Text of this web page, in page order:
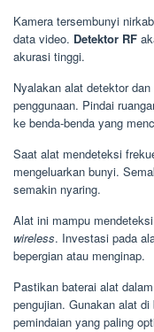
Kamera tersembunyi
data video. Detektor RF
akurasi tinggi.
Nyalakan alat detektor
penggunaan. Pindai
ke benda-benda yang
Saat alat mendeteksi
mengeluarkan bunyi.
semakin nyaring.
Alat ini mampu mendeteksi
wireless. Investasi pada
bepergian atau menginap.
Pastikan baterai alat
pengujian. Gunakan alat
pemindaian yang paling